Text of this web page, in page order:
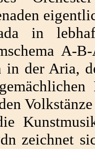
in
A-
in der Aria,
zeichnet